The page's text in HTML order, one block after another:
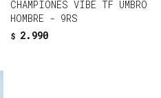
CHAMPIONES VIBE TF UMBRO
HOMBRE - 9RS
$ 2.990